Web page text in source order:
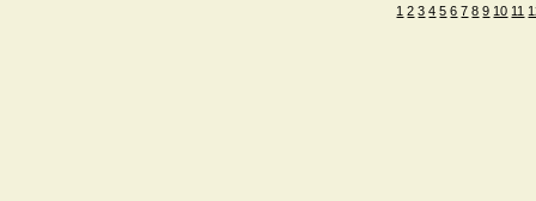
1 2 3 4 5 6 7 8 9 10 11